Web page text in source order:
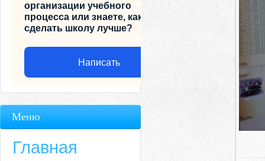
организации учебного
процесса или знаете, как
сделать школу лучше?
Написать
Меню
Главная